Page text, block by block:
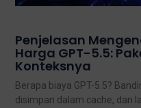
Penjelasan
Harga GPT-5.5:
Konteksnya
Berapa biaya GPT-5.5?
disimpan dalam cache, dan